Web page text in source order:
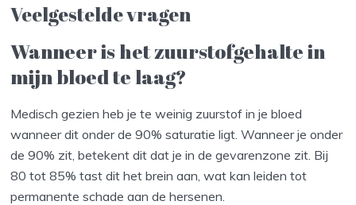
Veelgestelde vragen
Wanneer is het zuurstofgehalte in
mijn bloed te laag?
Medisch gezien heb je te weinig zuurstof in je bloed
wanneer dit onder de 90% saturatie ligt. Wanneer je onder
de 90% zit, betekent dit dat je in de gevarenzone zit. Bij
80 tot 85% tast dit het brein aan, wat kan leiden tot
permanente schade aan de hersenen.